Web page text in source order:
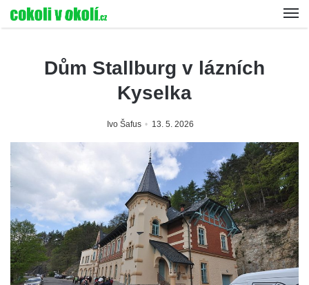
Dům Stallburg v lázních
Kyselka
Ivo Šafus 13. 5. 2026